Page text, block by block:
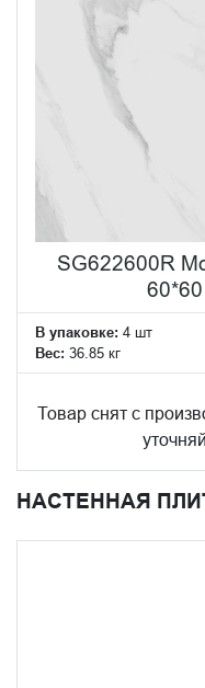
SG622600R
В упаковке: 4 шт
Вес: 36.85 кг
Товар снят с
НАСТЕННАЯ